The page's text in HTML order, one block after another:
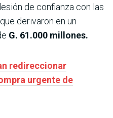
de confianza con las
derivaron en un
G. 61.000 millones.
redireccionar
urgente de